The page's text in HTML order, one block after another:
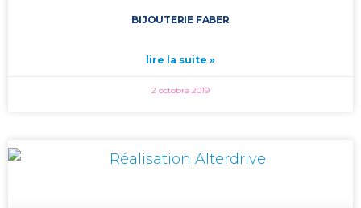
BIJOUTERIE FABER
lire la suite »
2 octobre 2019